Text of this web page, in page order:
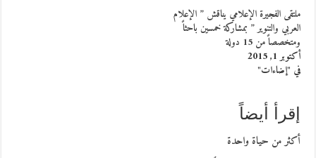
ملتقى الفجيرة الإعلامي يناقش ” الإعلام
العربي والتنوير ” بمشاركة خمسين باحثاً
ومتخصصاً من 15 دولة
أكتوبر 1, 2015
في "إضاءات"
إقرأ أيضاً
أكثر من حياة واحدة